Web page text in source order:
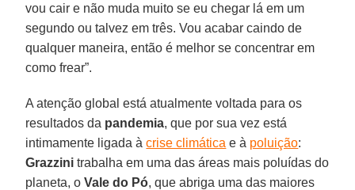
vou cair e não muda muito se eu chegar lá em um
segundo ou talvez em três. Vou acabar caindo de
qualquer maneira, então é melhor se concentrar em
como frear”.
A atenção global está atualmente voltada para os
resultados da pandemia, que por sua vez está
intimamente ligada àcrise climática e à poluição:
Grazzini trabalha em uma das áreas mais poluídas do
planeta, oVale do Pó, que abriga uma das maiores